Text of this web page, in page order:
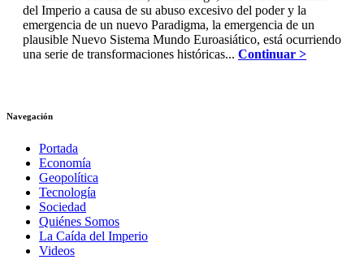
del Imperio a causa de su abuso excesivo del poder y la
emergencia de un nuevo Paradigma, la emergencia de un
plausible Nuevo Sistema Mundo Euroasiático, está ocurriendo
una serie de transformaciones históricas... Continuar >
Navegación
Portada
Economía
Geopolítica
Tecnología
Sociedad
Quiénes Somos
La Caída del Imperio
Videos